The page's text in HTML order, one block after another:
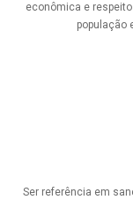
econômica e
população
Ser referência em